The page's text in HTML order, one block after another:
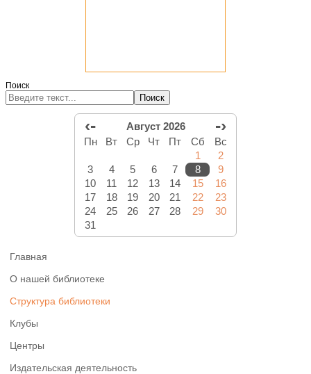
Поиск
Поиск
‹- Август 2026 -›
Пн Вт Ср Чт Пт Сб
Вс
1
2
3
4 5 6 7 8
9
10
11 12 13 14 15
16
17
18 19 20 21 22
23
24
25 26 27 28 29
30
31
Главная
О нашей библиотеке
Структура библиотеки
Клубы
Центры
Издательская деятельность